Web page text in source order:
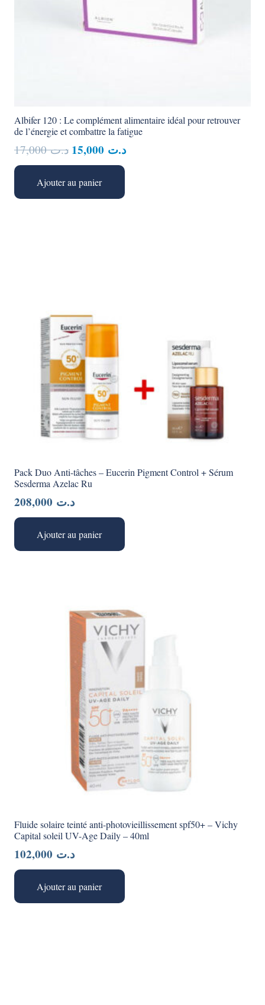
Albifer 120 : Le complément alimentaire idéal pour retrouver
de l’énergie et combattre la fatigue
د.ت17,000
Le
prix
initial
était :
د.تLe
Ajouter au panier
Pack Duo Anti-tâches – Eucerin Pigment Control + Sérum
Sesderma Azelac Ru
د.ت
Ajouter au panier
Fluide solaire teinté anti-photovieillissement spf50+ – Vichy
Capital soleil UV-Age Daily – 40ml
د.ت
Ajouter au panier